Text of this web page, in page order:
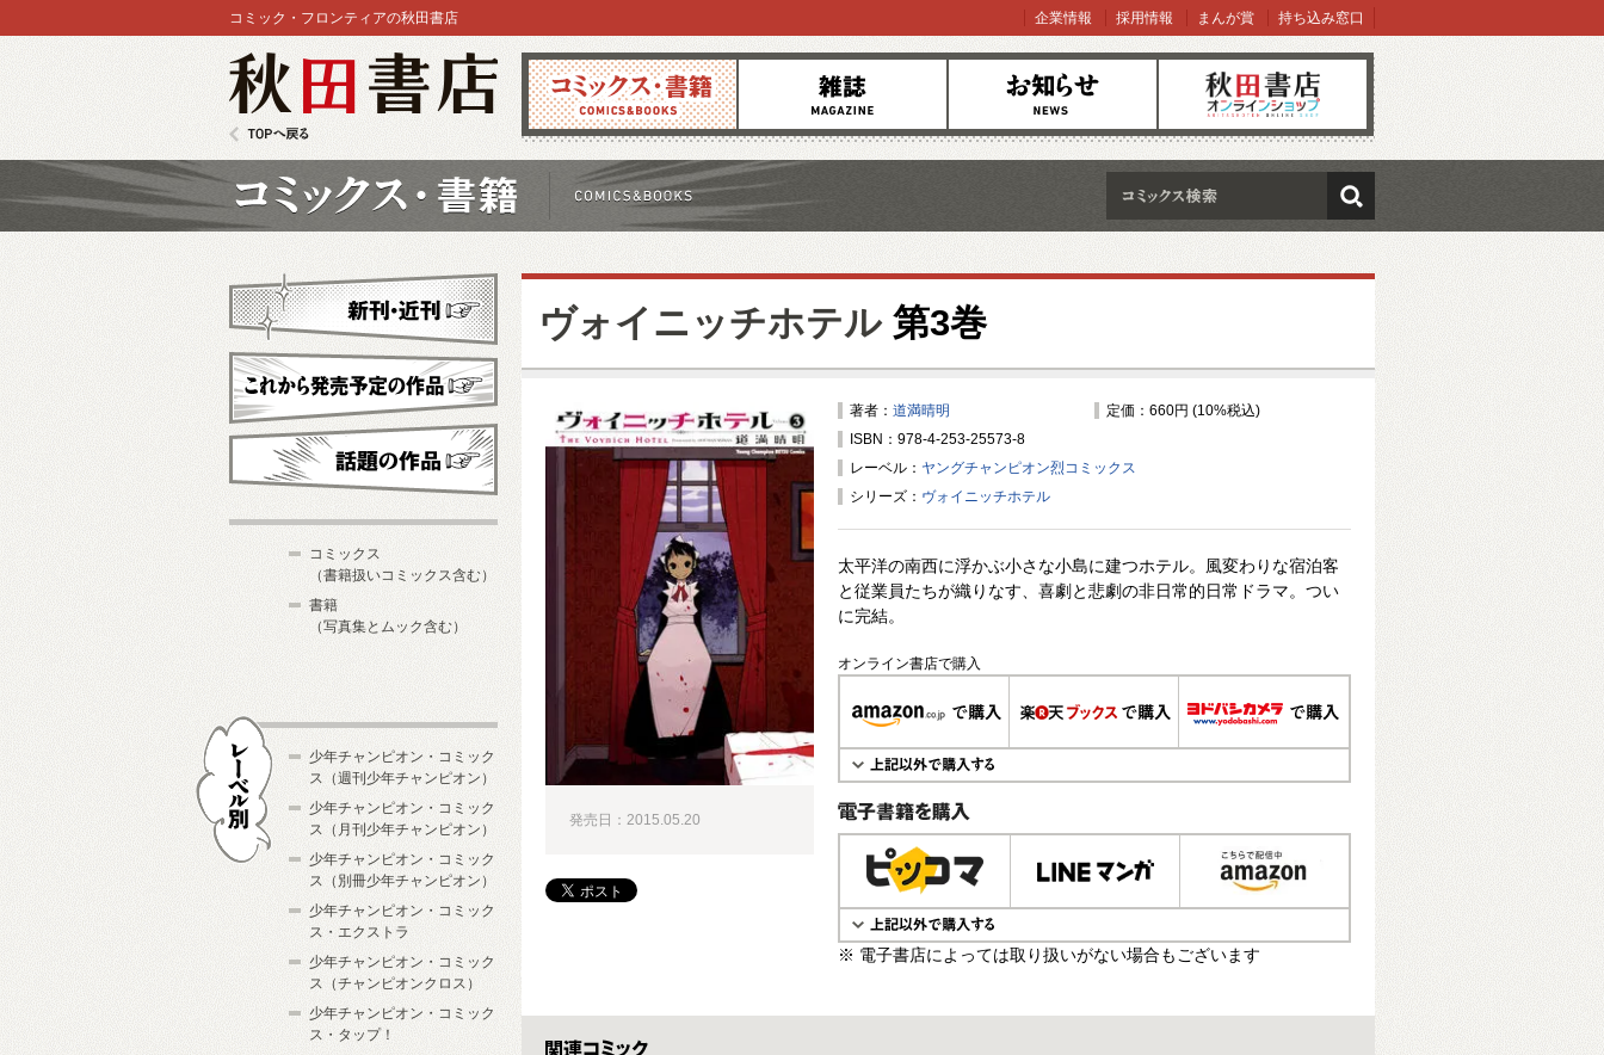
コミックス 雑誌 お知らせ オンラインショップ
コミック・フロンティアの秋田書店 企業情報 採用情報 まんが賞 持ち込み窓口
検索
ヴォイニッチホテル第3巻
著者： 道満晴明
定価：660円 (10%税込)
ISBN：978-4-253-25573-8
レーベル： ヤングチャンピオン烈コミックス
シリーズ： ヴォイニッチホテル
太平洋の南西に浮かぶ小さな小島に建つホテル。風変わりな宿泊客
と従業員たちが織りなす、喜劇と悲劇の非日常的日常ドラマ。つい
に完結。
オンライン書店で購入
電子書籍で購入
※ 電子書店によっては取り扱いがない場合もございます
発売日：2015.05.20
新刊・近刊
これから発売予定
コミックス
（書籍扱いコミックス含む）
書籍
（写真集とムック含む）
少年チャンピオン・コミック
ス（週刊少年チャンピオン）
少年チャンピオン・コミック
ス（月刊少年チャンピオン）
少年チャンピオン・コミック
ス（別冊少年チャンピオン）
少年チャンピオン・コミック
ス・エクストラ
少年チャンピオン・コミック
ス（チャンピオンクロス）
少年チャンピオン・コミック
ス・タップ！